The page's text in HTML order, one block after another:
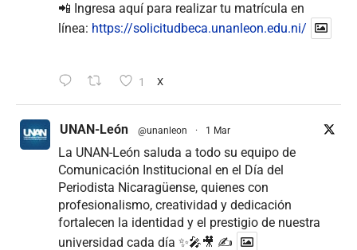
📲 Ingresa aquí para realizar tu matrícula en
línea: https://solicitudbeca.unanleon.edu.ni/
1 X
UNAN-León @unanleon · 1 Mar
La UNAN-León saluda a todo su equipo de
Comunicación Institucional en el Día del
Periodista Nicaragüense, quienes con
profesionalismo, creatividad y dedicación
fortalecen la identidad y el prestigio de nuestra
universidad cada día ✨🎤🎥 ✍